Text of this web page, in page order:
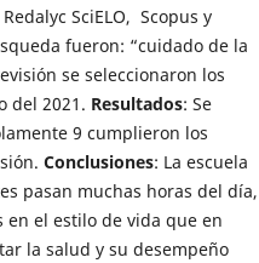
SciELO, Scopus y
fueron: “cuidado de la
se seleccionaron los
del 2021. Resultados: Se
9 cumplieron los
Conclusiones: La escuela
pasan muchas horas del día,
el estilo de vida que en
la salud y su desempeño